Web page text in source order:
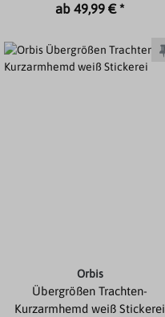
ab 49,99 € *
Orbis
Übergrößen Trachten-
Kurzarmhemd weiß Stickerei